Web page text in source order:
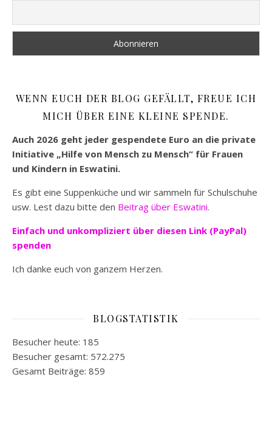
WENN EUCH DER BLOG GEFÄLLT, FREUE ICH
MICH ÜBER EINE KLEINE SPENDE.
Auch 2026 geht jeder gespendete Euro an die private
Initiative „Hilfe von Mensch zu Mensch“ für Frauen
und Kindern in Eswatini.
Es gibt eine Suppenküche und wir sammeln für Schulschuhe
usw. Lest dazu bitte den Beitrag über Eswatini.
Einfach und unkompliziert über diesen Link (PayPal)
spenden
Ich danke euch von ganzem Herzen.
BLOGSTATISTIK
Besucher heute: 185
Besucher gesamt: 572.275
Gesamt Beiträge: 859